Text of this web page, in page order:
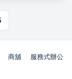
商舖
服務式辦公